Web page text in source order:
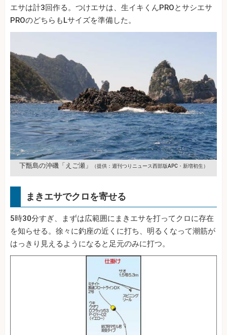
エサは計3回作る。つけエサは、生イキくんPROとサシエサ
PROのどちらもLサイズを準備した。
下甑島の沖磯「えご瀬」 （提供：週刊つりニュース西部版APC・新増初生）
まきエサでクロを寄せる
5時30分すぎ、まずは広範囲にまきエサを打ってクロに存在
を知らせる。徐々に釣座の近くに打ち、明るくなって潮筋が
はっきり見えるようになると足元のみに打つ。